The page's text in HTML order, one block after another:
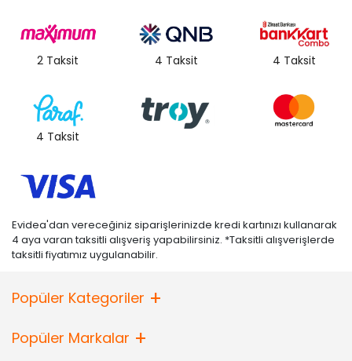
2 Taksit 4 Taksit 4 Taksit
4 Taksit
Evidea'dan vereceğiniz siparişlerinizde kredi kartınızı kullanarak
4 aya varan taksitli alışveriş yapabilirsiniz. *Taksitli alışverişlerde
taksitli fiyatımız uygulanabilir.
Popüler Kategoriler
Popüler Markalar